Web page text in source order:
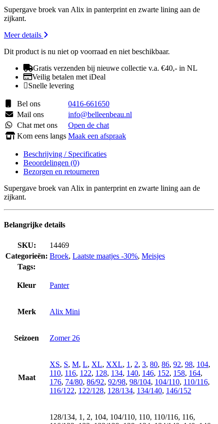
Supergave broek van Alix in panterprint en zwarte lining aan de
zijkant.
Meer details
Dit product is nu niet op voorraad en niet beschikbaar.
Gratis verzenden bij nieuwe collectie v.a. €40,- in NL
Veilig betalen met iDeal
Snelle levering
Bel ons
0416-661650
Mail ons
info@belleenbeau.nl
Chat met ons
Open de chat
Kom eens langs Maak een afspraak
Beschrijving / Specificaties
Beoordelingen (0)
Bezorgen en retourneren
Supergave broek van Alix in panterprint en zwarte lining aan de
zijkant.
Belangrijke details
SKU:
14469
Categorieën: Broek, Laatste maatjes -30%, Meisjes
Tags:
Kleur Panter
Merk Alix Mini
Seizoen Zomer 26
Maat
XS, S, M, L, XL, XXL, 1 , 2, 3, 80, 86, 92, 98, 104,
110, 116, 122, 128, 134, 140, 146, 152, 158, 164,
176, 74/80, 86/92, 92/98, 98/104, 104/110, 110/116,
116/122, 122/128, 128/134, 134/140, 146/152
128/134, 1, 2, 104, 104/110, 110, 110/116, 116,